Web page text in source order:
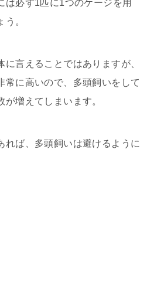
は必ず1匹に1つのケージを用
。
言えることではありますが、
常に高いので、多頭飼いをして
が増えてしまいます。
れば、多頭飼いは避けるように